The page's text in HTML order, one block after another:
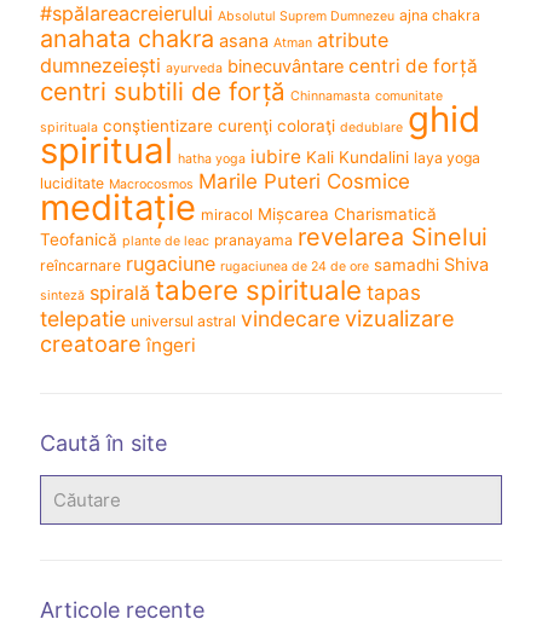
#spălareacreierului Absolutul Suprem Dumnezeu ajna chakra
anahata chakra asana Atman atribute
dumnezeiești ayurveda binecuvântare centri de forță
centri subtili de forță Chinnamasta comunitate
spirituala conştientizare curenţi coloraţi dedublare ghid
spiritual hatha yoga iubire Kali Kundalini laya yoga
luciditate Macrocosmos Marile Puteri Cosmice
meditație miracol Mișcarea Charismatică
Teofanică plante de leac pranayama revelarea Sinelui
reîncarnare rugaciune rugaciunea de 24 de ore samadhi Shiva
sinteză spirală tabere spirituale tapas
telepatie universul astral vindecarevizualizare
creatoare îngeri
Caută în site
Articole recente